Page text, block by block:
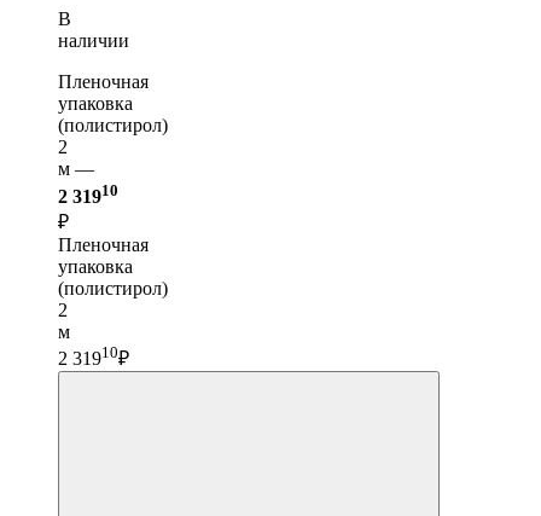
В
наличии
Пленочная
упаковка
(полистирол)
2
м —
2 31910
₽
Пленочная
упаковка
(полистирол)
2
м
2 31910₽